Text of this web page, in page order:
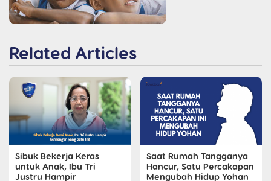
Related Articles
Sibuk Bekerja Keras
untuk Anak, Ibu Tri
Justru Hampir
Saat Rumah Tangganya
Hancur, Satu Percakapan
Mengubah Hidup Yohan